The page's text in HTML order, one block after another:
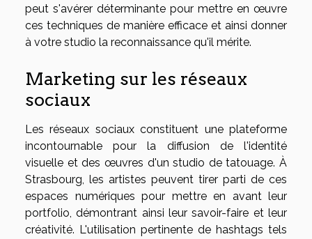
peut s'avérer déterminante pour mettre en œuvre
ces techniques de manière efficace et ainsi donner
à votre studio la reconnaissance qu'il mérite.
Marketing sur les réseaux
sociaux
Les réseaux sociaux constituent une plateforme
incontournable pour la diffusion de l'identité
visuelle et des œuvres d'un studio de tatouage. À
Strasbourg, les artistes peuvent tirer parti de ces
espaces numériques pour mettre en avant leur
portfolio, démontrant ainsi leur savoir-faire et leur
créativité. L'utilisation pertinente de hashtags tels